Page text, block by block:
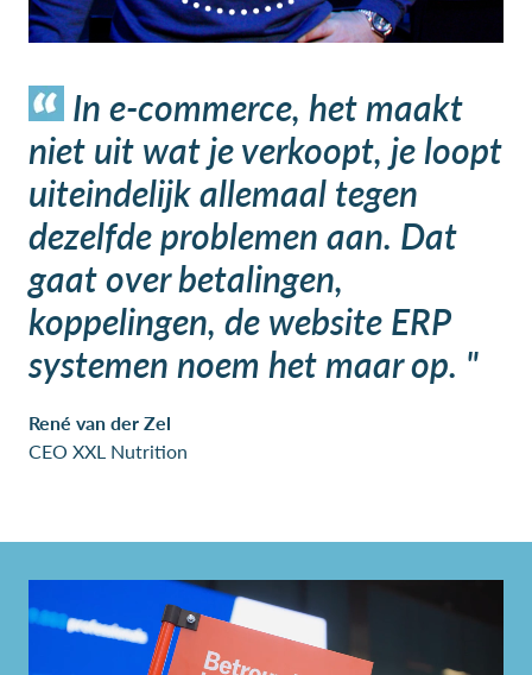
In e-commerce, het maakt
niet uit wat je verkoopt, je loopt
uiteindelijk allemaal tegen
dezelfde problemen aan. Dat
gaat over betalingen,
koppelingen, de website ERP
systemen noem het maar op. "
René van der Zel
CEO XXL Nutrition